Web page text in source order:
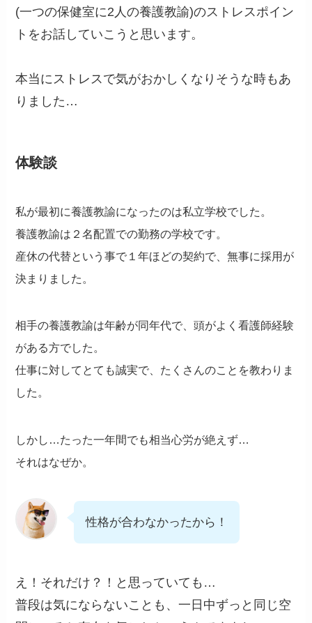
(一つの保健室に2人の養護教諭)のストレスポイン
トをお話していこうと思います。
本当にストレスで気がおかしくなりそうな時もあ
りました…
体験談
私が最初に養護教諭になったのは私立学校でした。
養護教諭は２名配置での勤務の学校です。
産休の代替という事で１年ほどの契約で、無事に採用が
決まりました。
相手の養護教諭は年齢が同年代で、頭がよく看護師経験
がある方でした。
仕事に対してとても誠実で、たくさんのことを教わりま
した。
しかし…たった一年間でも相当心労が絶えず…
それはなぜか。
性格が合わなかったから！
え！それだけ？！と思っていても…
普段は気にならないことも、一日中ずっと同じ空